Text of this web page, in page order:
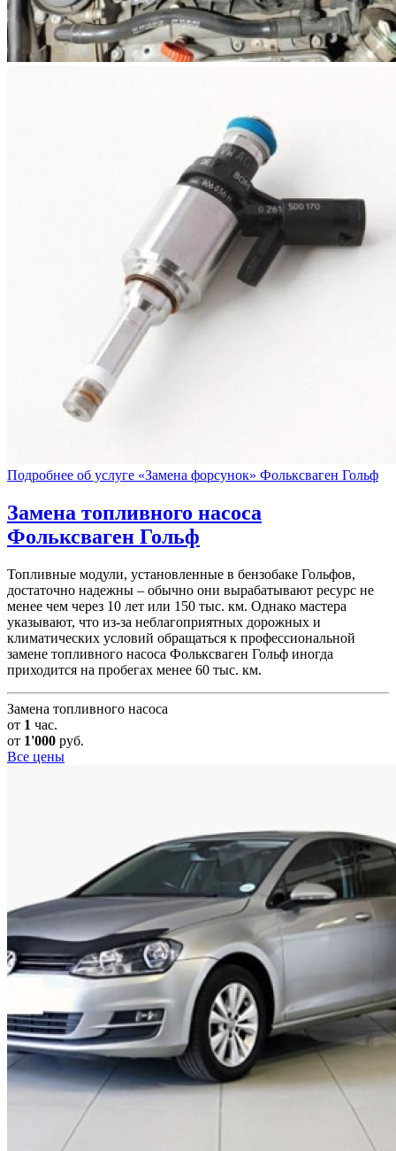
Подробнее об услуге «Замена форсунок» Фольксваген Гольф
Замена топливного насоса
Фольксваген Гольф
Топливные модули, установленные в бензобаке Гольфов,
достаточно надежны – обычно они вырабатывают ресурс не
менее чем через 10 лет или 150 тыс. км. Однако мастера
указывают, что из-за неблагоприятных дорожных и
климатических условий обращаться к профессиональной
замене топливного насоса Фольксваген Гольф иногда
приходится на пробегах менее 60 тыс. км.
Замена топливного насоса
от 1 час.
от 1'000 руб.
Все цены